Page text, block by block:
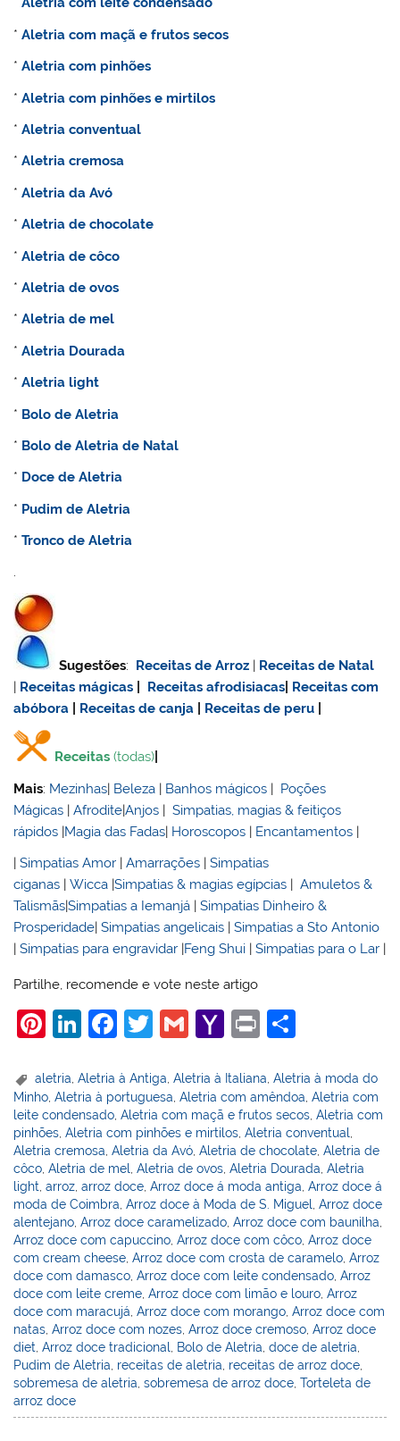
*Aletria com maçã e frutos secos
*Aletria com pinhões
*Aletria com pinhões e mirtilos
*Aletria conventual
*Aletria cremosa
*Aletria da Avó
*Aletria de chocolate
*Aletria de côco
*Aletria de ovos
*Aletria de mel
*Aletria Dourada
*Aletria light
* Bolo deAletria
* Bolo deAletria de Natal
* Doce deAletria
* Pudim deAletria
*Tronco deAletria
.
Sugestões: Receitas de Arroz | Receitas de Natal
| Receitas mágicas Receitas afrodisiacas Receitas com
abóbora
Receitas de canja Receitas de peru
Receitas (todas)
Mais: Mezinhas| Beleza | Banhos mágicos | Poções
Mágicas |Afrodite|Anjos |Simpatias, magias & feitiços
rápidos |Magia das Fadas| Horoscopos | Encantamentos |
|Simpatias Amor |Amarrações |Simpatias
ciganas |Wicca |Simpatias & magias egípcias |Amuletos &
Talismãs|Simpatias a Iemanjá |Simpatias Dinheiro &
Prosperidade|Simpatias angelicais |Simpatias a Sto Antonio
|Simpatias para engravidar |Feng Shui |Simpatias para o Lar |
Partilhe, recomende e vote neste artigo
Pi
er
e
st
Li
k
e
dI
n
F
c
e
b
o
o
k
T
itt
er
G
ai
l
Y
h
o
o
M
ai
l
Pr
t
ar
e
aletria ,Aletria à Antiga ,Aletria à Italiana ,Aletria à moda do
Minho ,Aletria à portuguesa ,Aletria com amêndoa ,Aletria com
leite condensado ,Aletria com maçã e frutos secos ,Aletria com
pinhões ,Aletria com pinhões e mirtilos ,Aletria conventual
Aletria cremosa ,Aletria da Avó ,Aletria de chocolate ,Aletria de
côco ,Aletria de mel ,Aletria de ovos ,Aletria Dourada ,Aletria
light ,arroz ,arroz doce ,Arroz doce á moda antiga ,Arroz doce á
moda de Coimbra ,Arroz doce à Moda de S. Miguel ,Arroz doce
alentejano ,Arroz doce caramelizado ,Arroz doce com baunilha
Arroz doce com capuccino ,Arroz doce com côco ,Arroz doce
com cream cheese ,Arroz doce com crosta de caramelo ,Arroz
doce com damasco ,Arroz doce com leite condensado ,Arroz
doce com leite creme ,Arroz doce com limão e louro ,Arroz
doce com maracujá ,Arroz doce com morango ,Arroz doce com
natas ,Arroz doce com nozes ,Arroz doce cremoso ,Arroz doce
diet ,Arroz doce tradicional Bolo de Aletria ,doce de aletria
Pudim de Aletria receitas de aletria receitas de arroz doce
sobremesa de aletria ,sobremesa de arroz doce ,Torteleta de
arroz doce